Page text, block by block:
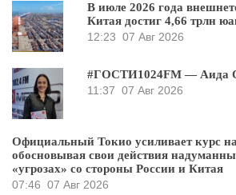
В июле 2026 года
Китая достиг 4,66 трлн
12:23 07 Авг 2026
#ГОСТИ1024FM — Аида
11:37 07 Авг 2026
Официальный Токио усиливает курс
обосновывая свои действия
«угрозах» со стороны России и Китая
07:46 07 Авг 2026